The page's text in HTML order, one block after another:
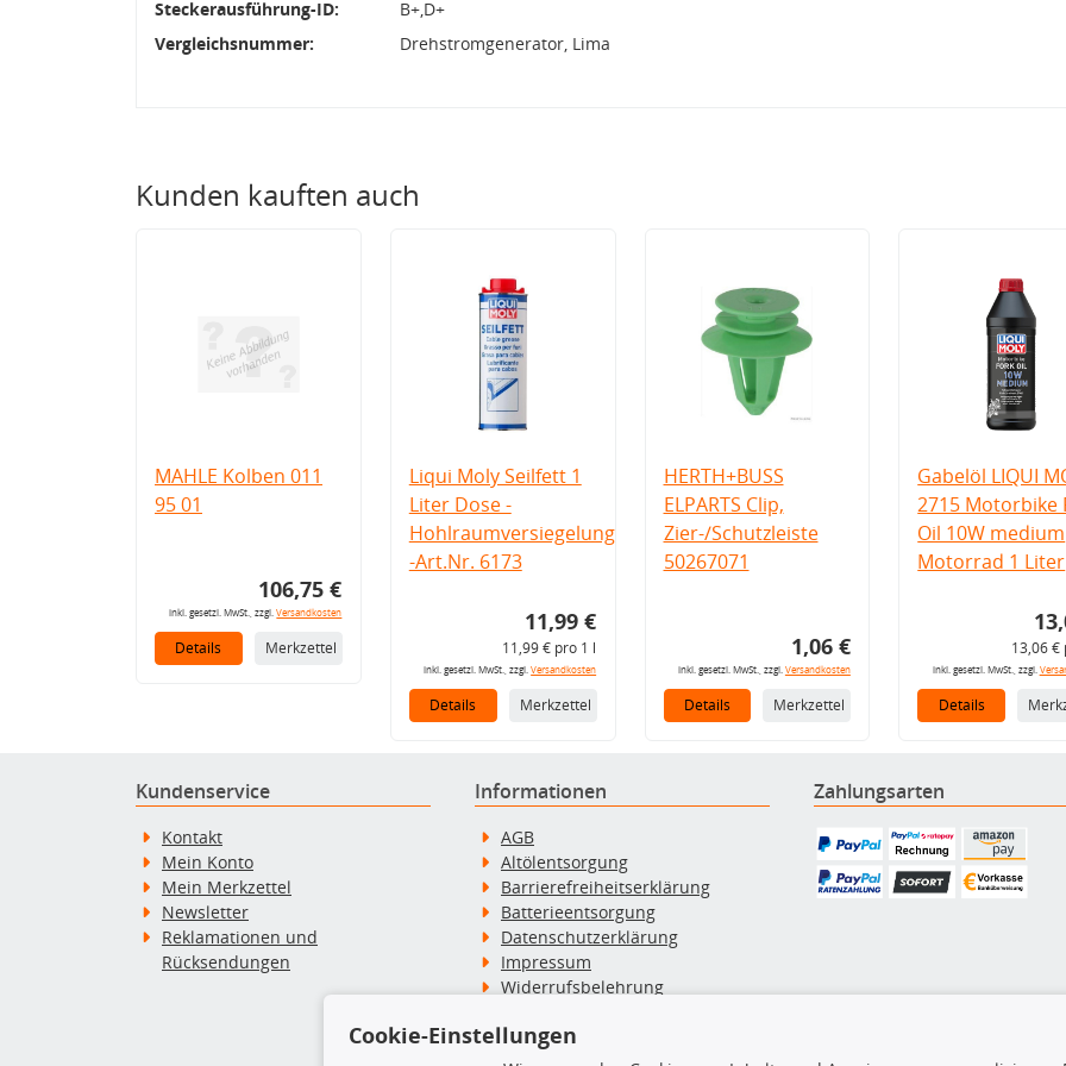
Steckerausführung-ID:
B+,D+
Vergleichsnummer:
Drehstromgenerator, Lima
Kunden kauften auch
MAHLE Kolben 011
95 01
106,75 €
inkl. gesetzl. MwSt., zzgl.Versandkosten
Details Merkzettel
Liqui Moly Seilfett 1
Liter Dose -
Hohlraumversiegelung
-Art.Nr. 6173
11,99 €
11,99 € pro 1 l
inkl. gesetzl. MwSt., zzgl.Versandkosten
Details Merkzettel
HERTH+BUSS
ELPARTS Clip,
Zier-/Schutzleiste
50267071
1,06 €
inkl. gesetzl. MwSt., zzgl. Versandkosten
Details Merkzettel
Gabelöl LIQUI
2715 Motorbike
Oil 10W medium
Motorrad 1 Liter
13,06 €
inkl. gesetzl. MwSt., zzgl.
Details
Kundenservice
Kontakt
Mein Konto
Mein Merkzettel
Newsletter
Reklamationen und
Rücksendungen
Informationen
AGB
Altölentsorgung
Barrierefreiheitserklärung
Batterieentsorgung
Datenschutzerklärung
Impressum
Widerrufsbelehrung
Zahlung & Versand
Zahlungsarten
Cookie-Einstellungen